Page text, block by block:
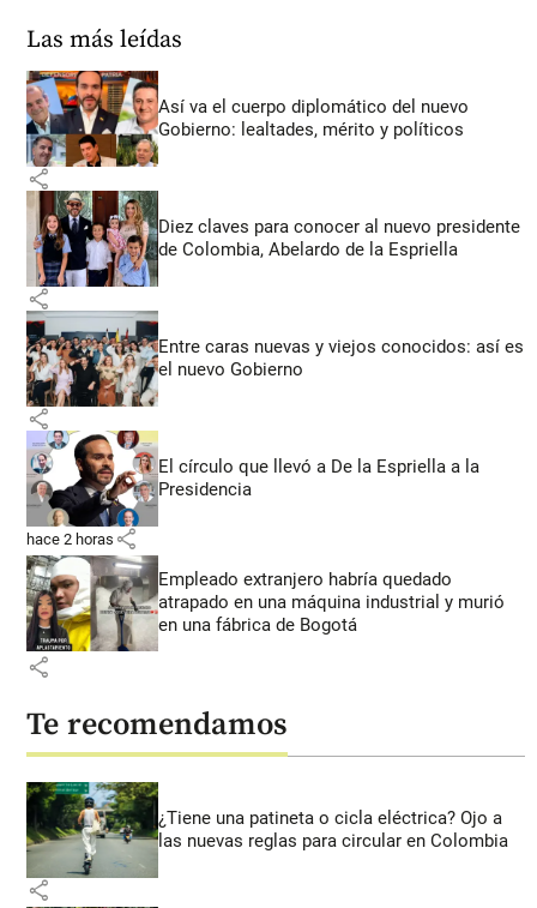
Las más leídas
Así va el cuerpo diplomático del nuevo
Gobierno: lealtades, mérito y políticos
share
Diez claves para conocer al nuevo presidente
de Colombia, Abelardo de la Espriella
share
Entre caras nuevas y viejos conocidos: así es
el nuevo Gobierno
share
El círculo que llevó a De la Espriella a la
Presidencia
hace 2 horas share
Empleado extranjero habría quedado
atrapado en una máquina industrial y murió
en una fábrica de Bogotá
share
Te recomendamos
¿Tiene una patineta o cicla eléctrica? Ojo a
las nuevas reglas para circular en Colombia
share